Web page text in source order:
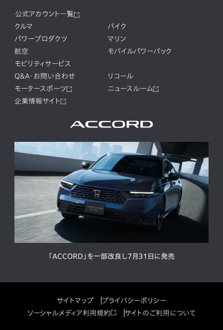
公式アカウント一覧
クルマ
バイク
パワープロダクツ
マリン
航空
モバイルパワーパック
モビリティサービス
Q&A・お問い合わせ
リコール
モータースポーツ
ニュースルーム
企業情報サイト
「ACCORD」を一部改良し7月31日に発売
サイトマップ
プライバシーポリシー
ソーシャルメディア利用規約
サイトのご利用について